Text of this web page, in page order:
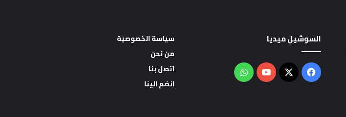
السوشيل ميديا
فيسبوك
‫X
‫YouTubeواتساب
سياسة الخصوصية
من نحن
اتصل بنا
انضم الينا